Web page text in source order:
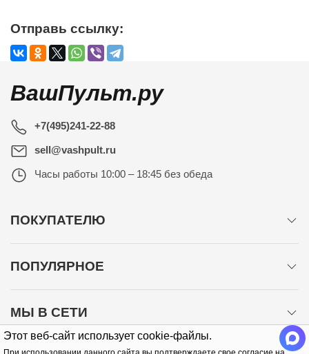
Этот веб-сайт использует cookie-файлы.
Отправь ссылку:
ВашПульт.ру
+7(495)241-22-88
sell@vashpult.ru
Часы работы 10:00 – 18:45 без обеда
ПОКУПАТЕЛЮ
ПОПУЛЯРНОЕ
МЫ В СЕТИ